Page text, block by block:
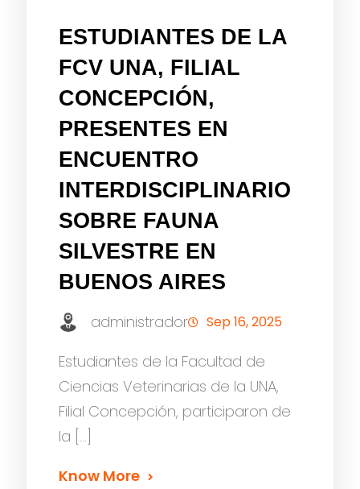
ESTUDIANTES DE LA
FCV UNA, FILIAL
CONCEPCIÓN,
PRESENTES EN
ENCUENTRO
INTERDISCIPLINARIO
SOBRE FAUNA
SILVESTRE EN
BUENOS AIRES
administrador Sep 16, 2025
Estudiantes de la Facultad de
Ciencias Veterinarias de la UNA,
Filial Concepción, participaron de
la […]
Know More